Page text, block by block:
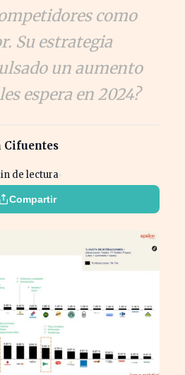
como
Su estrategia
un aumento
espera en 2024?
Cifuentes
de lectura
Compartir